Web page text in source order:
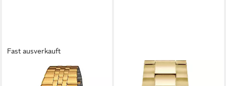
Fast ausverkauft
CASIO VINTAGE
Chronograph LA680WEGA-